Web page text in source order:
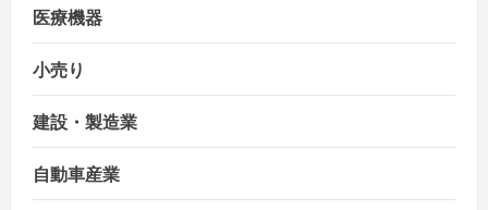
医療機器
小売り
建設・製造業
自動車産業